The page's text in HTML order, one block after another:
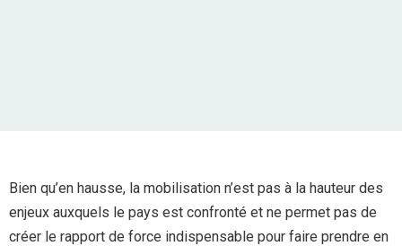
Bien qu’en hausse, la mobilisation n’est pas à la hauteur des
enjeux auxquels le pays est confronté et ne permet pas de
créer le rapport de force indispensable pour faire prendre en